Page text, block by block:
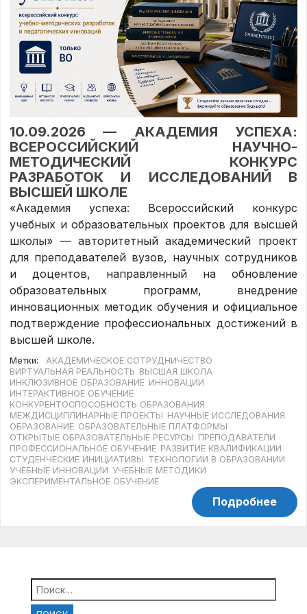
10.09.2026 — АКАДЕМИЯ УСПЕХА:
ВСЕРОССИЙСКИЙ НАУЧНО-
МЕТОДИЧЕСКИЙ КОНКУРС
РАЗРАБОТОК И ИССЛЕДОВАНИЙ В
ВЫСШЕЙ ШКОЛЕ
«Академия успеха: Всероссийский конкурс
учебных и образовательных проектов для высшей
школы» — авторитетный академический проект
для преподавателей вузов, научных сотрудников
и доцентов, направленный на обновление
образовательных программ, внедрение
инновационных методик обучения и официальное
подтверждение профессиональных достижений в
высшей школе.
Метки:
АКАДЕМИЧЕСКОЕ СОТРУДНИЧЕСТВО
ВИРТУАЛЬНАЯ РЕАЛЬНОСТЬ ВЫСШАЯ ШКОЛА
ИНКЛЮЗИВНОЕ ОБРАЗОВАНИЕ ИННОВАЦИИ
ИНТЕРАКТИВНОЕ ОБУЧЕНИЕ
КОНКУРЕНТОСПОСОБНОСТЬ ОБРАЗОВАНИЯ
МЕЖДИСЦИПЛИНАРНЫЕ ПРОЕКТЫ НАУЧНЫЕ ИССЛЕДОВАНИЯ
ОБРАЗОВАНИЕ ОБРАЗОВАТЕЛЬНЫЕ ПЛАТФОРМЫ
ОТКРЫТЫЕ ОБРАЗОВАТЕЛЬНЫЕ РЕСУРСЫ ПРЕПОДАВАТЕЛИ
ПРОФЕССИОНАЛЬНОЕ ОБУЧЕНИЕ РАЗВИТИЕ КВАЛИФИКАЦИИ
СТУДЕНЧЕСКИЕ ИНИЦИАТИВЫ ТЕХНОЛОГИИ В ОБРАЗОВАНИИ
УЧЕБНЫЕ ИННОВАЦИИ УЧЕБНЫЕ МЕТОДИКИ
ЭКСПЕРИМЕНТАЛЬНОЕ ОБУЧЕНИЕ
Подробнее
Найти: